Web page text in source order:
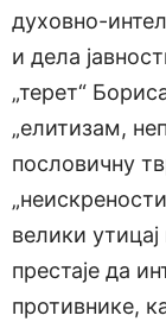
духовно-
и дела
„терет“
„елитизам,
пословичну
велики
престаје да
противнике,